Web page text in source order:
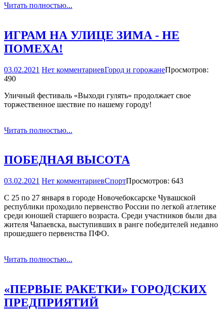
Читать полностью...
ИГРАМ НА УЛИЦЕ ЗИМА -­ НЕ
ПОМЕХА!
03.02.2021 Нет комментариевГород и горожанеПросмотров:
490
Уличный фестиваль «Выходи гулять» продолжает свое
торжественное шествие по нашему городу!
Читать полностью...
ПОБЕДНАЯ ВЫСОТА
03.02.2021 Нет комментариевСпортПросмотров: 643
С 25 по 27 января в городе Новочебоксарске Чувашской
республики проходило первенство России по легкой атлетике
среди юношей старшего возраста. Среди участников были два
жителя Чапаевска, выступивших в ранге победителей недавно
прошедшего первенства ПФО.
Читать полностью...
«ПЕРВЫЕ РАКЕТКИ» ГОРОДСКИХ
ПРЕДПРИЯТИЙ